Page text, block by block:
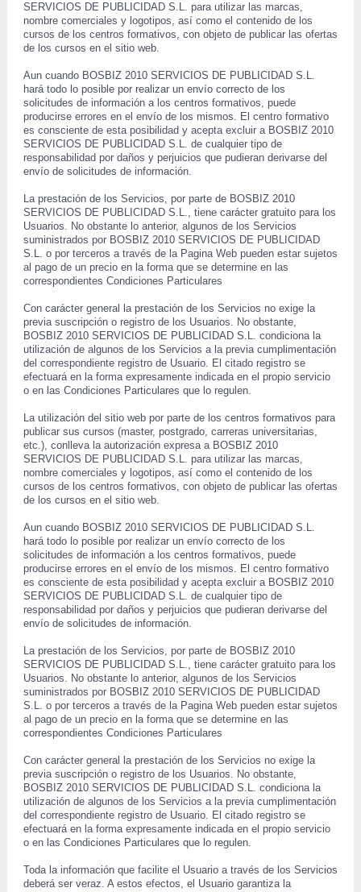
SERVICIOS DE PUBLICIDAD S.L. para utilizar las marcas,
nombre comerciales y logotipos, así como el contenido de los
cursos de los centros formativos, con objeto de publicar las ofertas
de los cursos en el sitio web.
Aun cuando BOSBIZ 2010 SERVICIOS DE PUBLICIDAD S.L.
hará todo lo posible por realizar un envío correcto de los
solicitudes de información a los centros formativos, puede
producirse errores en el envío de los mismos. El centro formativo
es consciente de esta posibilidad y acepta excluir a BOSBIZ 2010
SERVICIOS DE PUBLICIDAD S.L. de cualquier tipo de
responsabilidad por daños y perjuicios que pudieran derivarse del
envío de solicitudes de información.
La prestación de los Servicios, por parte de BOSBIZ 2010
SERVICIOS DE PUBLICIDAD S.L., tiene carácter gratuito para los
Usuarios. No obstante lo anterior, algunos de los Servicios
suministrados por BOSBIZ 2010 SERVICIOS DE PUBLICIDAD
S.L. o por terceros a través de la Pagina Web pueden estar sujetos
al pago de un precio en la forma que se determine en las
correspondientes Condiciones Particulares
Con carácter general la prestación de los Servicios no exige la
previa suscripción o registro de los Usuarios. No obstante,
BOSBIZ 2010 SERVICIOS DE PUBLICIDAD S.L. condiciona la
utilización de algunos de los Servicios a la previa cumplimentación
del correspondiente registro de Usuario. El citado registro se
efectuará en la forma expresamente indicada en el propio servicio
o en las Condiciones Particulares que lo regulen.
La utilización del sitio web por parte de los centros formativos para
publicar sus cursos (master, postgrado, carreras universitarias,
etc.), conlleva la autorización expresa a BOSBIZ 2010
SERVICIOS DE PUBLICIDAD S.L. para utilizar las marcas,
nombre comerciales y logotipos, así como el contenido de los
cursos de los centros formativos, con objeto de publicar las ofertas
de los cursos en el sitio web.
Aun cuando BOSBIZ 2010 SERVICIOS DE PUBLICIDAD S.L.
hará todo lo posible por realizar un envío correcto de los
solicitudes de información a los centros formativos, puede
producirse errores en el envío de los mismos. El centro formativo
es consciente de esta posibilidad y acepta excluir a BOSBIZ 2010
SERVICIOS DE PUBLICIDAD S.L. de cualquier tipo de
responsabilidad por daños y perjuicios que pudieran derivarse del
envío de solicitudes de información.
La prestación de los Servicios, por parte de BOSBIZ 2010
SERVICIOS DE PUBLICIDAD S.L., tiene carácter gratuito para los
Usuarios. No obstante lo anterior, algunos de los Servicios
suministrados por BOSBIZ 2010 SERVICIOS DE PUBLICIDAD
S.L. o por terceros a través de la Pagina Web pueden estar sujetos
al pago de un precio en la forma que se determine en las
correspondientes Condiciones Particulares
Con carácter general la prestación de los Servicios no exige la
previa suscripción o registro de los Usuarios. No obstante,
BOSBIZ 2010 SERVICIOS DE PUBLICIDAD S.L. condiciona la
utilización de algunos de los Servicios a la previa cumplimentación
del correspondiente registro de Usuario. El citado registro se
efectuará en la forma expresamente indicada en el propio servicio
o en las Condiciones Particulares que lo regulen.
Toda la información que facilite el Usuario a través de los Servicios
deberá ser veraz. A estos efectos, el Usuario garantiza la